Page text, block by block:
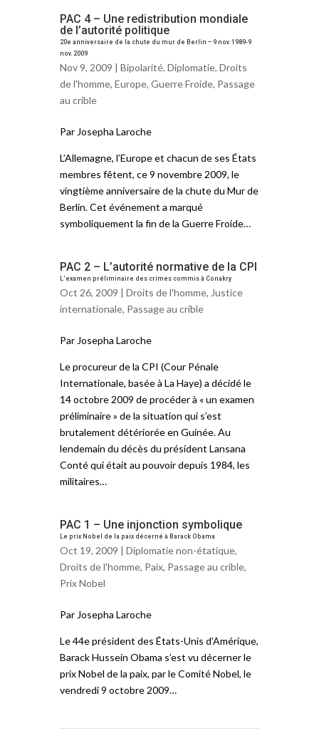
PAC 4 – Une redistribution mondiale
de l’autorité politique
20e anniversaire de la chute du mur de Berlin – 9 nov. 1989-9
nov. 2009
Nov 9, 2009 | Bipolarité, Diplomatie, Droits
de l'homme, Europe, Guerre Froide, Passage
au crible
Par Josepha Laroche
L’Allemagne, l’Europe et chacun de ses États
membres fêtent, ce 9 novembre 2009, le
vingtième anniversaire de la chute du Mur de
Berlin. Cet événement a marqué
symboliquement la fin de la Guerre Froide…
PAC 2 – L’autorité normative de la CPI
L’examen préliminaire des crimes commis à Conakry
Oct 26, 2009 | Droits de l'homme, Justice
internationale, Passage au crible
Par Josepha Laroche
Le procureur de la CPI (Cour Pénale
Internationale, basée à La Haye) a décidé le
14 octobre 2009 de procéder à « un examen
préliminaire » de la situation qui s’est
brutalement détériorée en Guinée. Au
lendemain du décès du président Lansana
Conté qui était au pouvoir depuis 1984, les
militaires…
PAC 1 – Une injonction symbolique
Le prix Nobel de la paix décerné à Barack Obama
Oct 19, 2009 | Diplomatie non-étatique,
Droits de l'homme, Paix, Passage au crible,
Prix Nobel
Par Josepha Laroche
Le 44e président des États-Unis d’Amérique,
Barack Hussein Obama s’est vu décerner le
prix Nobel de la paix, par le Comité Nobel, le
vendredi 9 octobre 2009…